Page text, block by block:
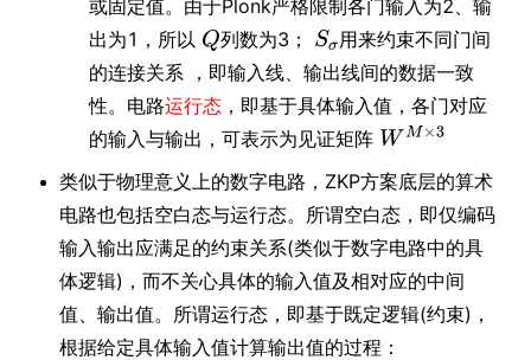
或固定值。由于Plonk严格限制各门输入为2、输
出为1，所以
列数为3；
用来约束不同门间
的连接关系 ，即输入线、输出线间的数据一致
性。电路运行态 ，即基于具体输入值，各门对应
的输入与输出，可表示为见证矩阵
类似于物理意义上的数字电路，ZKP方案底层的算术
电路也包括空白态与运行态。所谓空白态，即仅编码
输入输出应满足的约束关系(类似于数字电路中的具
体逻辑)，而不关心具体的输入值及相对应的中间
值、输出值。所谓运行态，即基于既定逻辑(约束)，
根据给定具体输入值计算输出值的过程：